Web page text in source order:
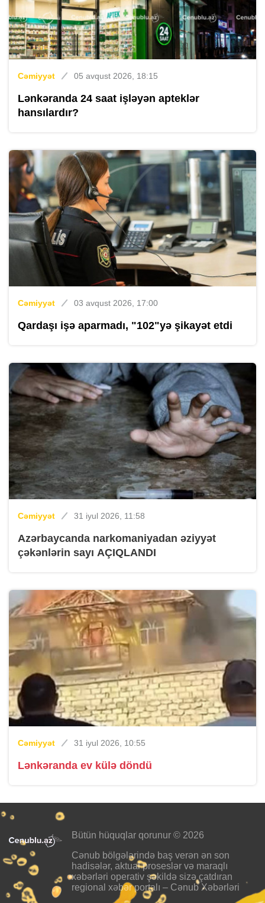
Cəmiyyət 05 avqust 2026, 18:15
Lənkəranda 24 saat işləyən apteklər
hansılardır?
Cəmiyyət 03 avqust 2026, 17:00
Qardaşı işə aparmadı, "102"yə şikayət etdi
Cəmiyyət 31 iyul 2026, 11:58
Azərbaycanda narkomaniyadan əziyyət
çəkənlərin sayı AÇIQLANDI
Cəmiyyət 31 iyul 2026, 10:55
Lənkəranda ev külə döndü
Bütün hüquqlar qorunur © 2026
Cənub bölgələrində baş verən ən son
hadisələr, aktual proseslər və maraqlı
xəbərləri operativ şəkildə sizə çatdıran
regional xəbər portalı – Cənub Xəbərləri